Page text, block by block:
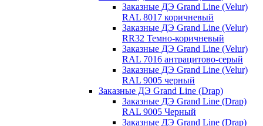
Заказные ДЭ Grand Line (Velur)
RAL 8017 коричневый
Заказные ДЭ Grand Line (Velur)
RR32 Темно-коричневый
Заказные ДЭ Grand Line (Velur)
RAL 7016 антрацитово-серый
Заказные ДЭ Grand Line (Velur)
RAL 9005 черный
Заказные ДЭ Grand Line (Drap)
Заказные ДЭ Grand Line (Drap)
RAL 9005 Черный
Заказные ДЭ Grand Line (Drap)